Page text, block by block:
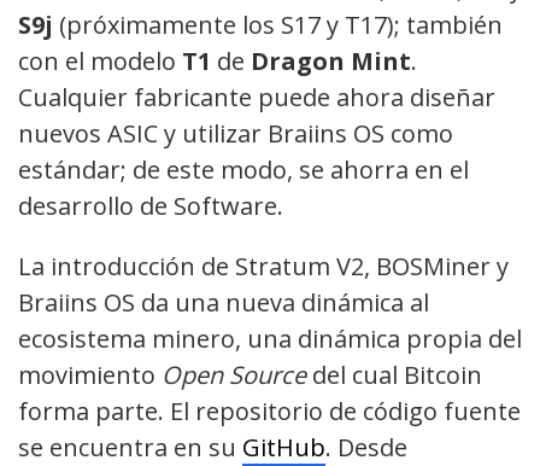
S9j (próximamente los S17 y T17); también
con el modelo T1 de Dragon Mint.
Cualquier fabricante puede ahora diseñar
nuevos ASIC y utilizar Braiins OS como
estándar; de este modo, se ahorra en el
desarrollo de Software.
La introducción de Stratum V2, BOSMiner y
Braiins OS da una nueva dinámica al
ecosistema minero, una dinámica propia del
movimiento Open Sourcedel cual Bitcoin
forma parte. El repositorio de código fuente
se encuentra en su GitHub. Desde